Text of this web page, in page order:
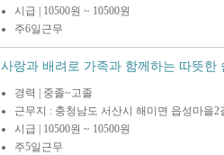
시급 | 10500원 ~ 10500원
주6일근무
사랑과 배려로 가족과 함께하는 따뜻한
경력 | 중졸~고졸
근무지 : 충청남도 서산시 해미면 읍성마을2
시급 | 10500원 ~ 10500원
주5일근무